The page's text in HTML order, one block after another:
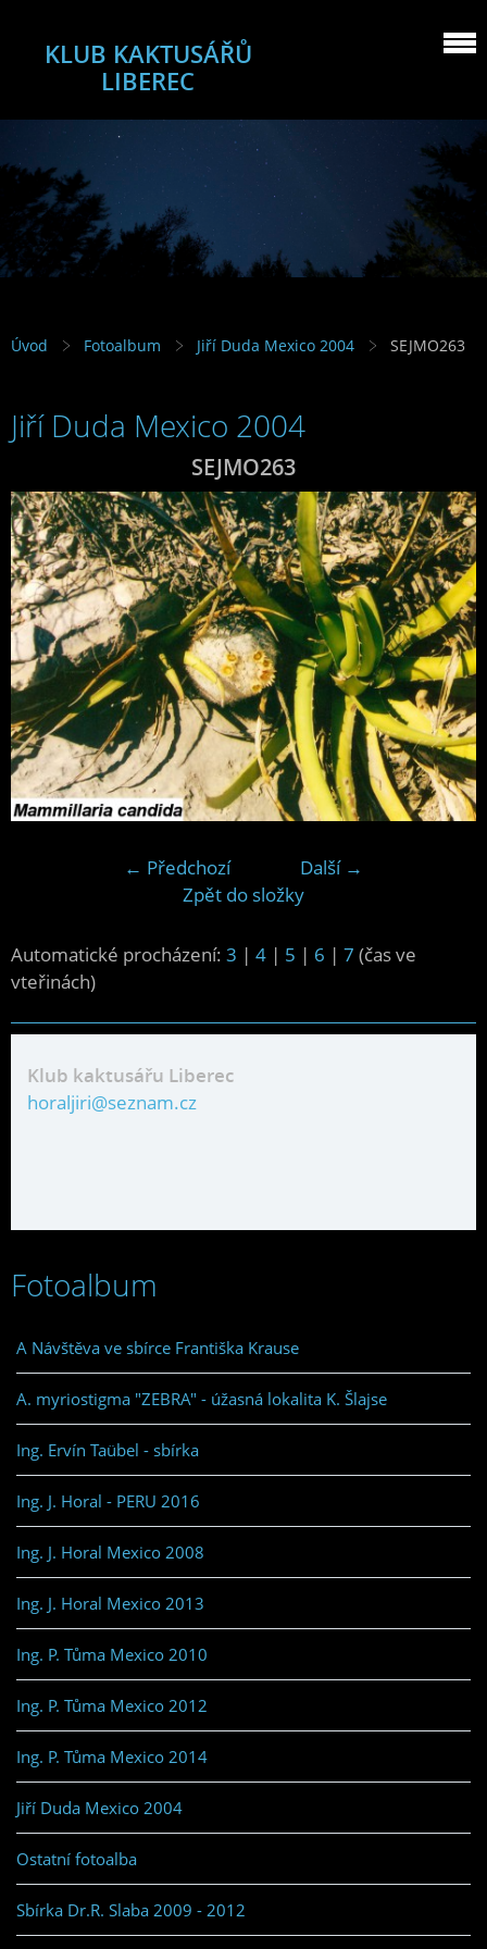
KLUB KAKTUSÁŘŮ
LIBEREC
Úvod Fotoalbum Jiří Duda Mexico 2004 SEJMO263
Jiří Duda Mexico 2004
SEJMO263
← Předchozí
Další →
Zpět do složky
Automatické procházení: 3 | 4 | 5 | 6 | 7 (čas ve
vteřinách)
Klub kaktusářu Liberec
horaljiri@seznam.cz
Fotoalbum
A Návštěva ve sbírce Františka Krause
A. myriostigma "ZEBRA" - úžasná lokalita K. Šlajse
Ing. Ervín Taübel - sbírka
Ing. J. Horal - PERU 2016
Ing. J. Horal Mexico 2008
Ing. J. Horal Mexico 2013
Ing. P. Tůma Mexico 2010
Ing. P. Tůma Mexico 2012
Ing. P. Tůma Mexico 2014
Jiří Duda Mexico 2004
Ostatní fotoalba
Sbírka Dr.R. Slaba 2009 - 2012